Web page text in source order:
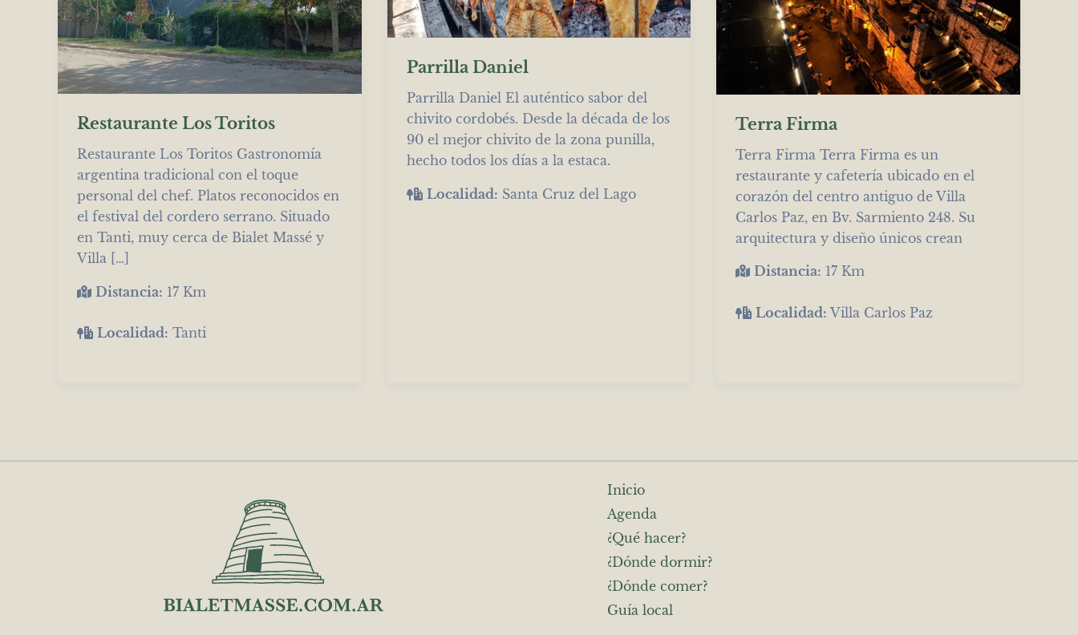
Restaurante Los Toritos
Restaurante Los Toritos Gastronomía
argentina tradicional con el toque
personal del chef. Platos reconocidos en
el festival del cordero serrano. Situado
en Tanti, muy cerca de Bialet Massé y
Villa […]
Distancia: 17 Km
Localidad: Tanti
Parrilla Daniel
Parrilla Daniel El auténtico sabor del
chivito cordobés. Desde la década de los
90 el mejor chivito de la zona punilla,
hecho todos los días a la estaca.
Localidad: Santa Cruz del Lago
Terra Firma
Terra Firma Terra Firma es un
restaurante y cafetería ubicado en el
corazón del centro antiguo de Villa
Carlos Paz, en Bv. Sarmiento 248. Su
arquitectura y diseño únicos crean
Distancia: 17 Km
Localidad: Villa Carlos Paz
Inicio
Agenda
¿Qué hacer?
¿Dónde dormir?
¿Dónde comer?
Guía local